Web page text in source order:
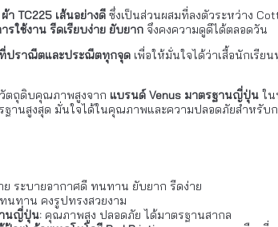
ผ้า TC225 เส้นอย่างดีซึ่งเป็นส่วนผสมที่ลงตัวระหว่าง
ใช้งาน รีดเรียบง่าย ยับยากจึงคงความดูดีได้ตลอดวัน
ปราณีตและประณีตทุกจุดเพื่อให้มั่นใจได้ว่าเสื้อนักเรีย
วัตถุดิบคุณภาพสูงจาก แบรนด์ Venus มาตรฐานญี่ปุ่นใน
ฐานสูงสุด มั่นใจได้ในคุณภาพและความปลอดภัยสำหรับ
ระบายอากาศดี ทนทาน ยับยาก รีดง่าย
นทาน คงรูปทรงสวยงาม
านญี่ปุ่น:คุณภาพสูง ปลอดภัย ได้มาตรฐานสากล